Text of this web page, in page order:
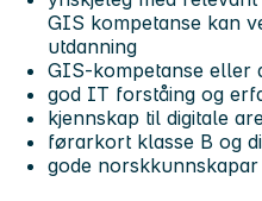
GIS kompetanse kan
utdanning
GIS-kompetanse eller
god IT forståing og
kjennskap til digitale
førarkort klasse B og
gode